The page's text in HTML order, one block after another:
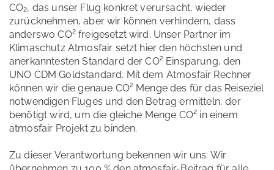
CO₂, das unser Flug konkret verursacht, wieder
zurücknehmen, aber wir können verhindern, dass
anderswo CO² freigesetzt wird. Unser Partner im
Klimaschutz Atmosfair setzt hier den höchsten und
anerkanntesten Standard der CO² Einsparung, den
UNO CDM Goldstandard. Mit dem Atmosfair Rechner
können wir die genaue CO² Menge des für das Reiseziel
notwendigen Fluges und den Betrag ermitteln, der
benötigt wird, um die gleiche Menge CO² in einem
atmosfair Projekt zu binden.
Zu dieser Verantwortung bekennen wir uns: Wir